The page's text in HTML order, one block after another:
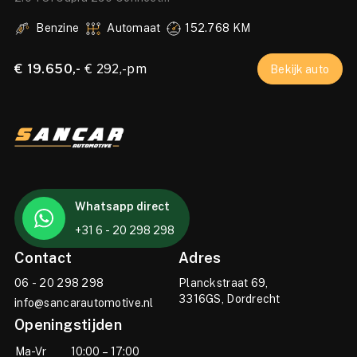
Benzine
Automaat 152.768 KM
€ 19.650,- € 292,-pm Bekijk auto
Whatsapp direct
+31 6 - 20 298 298
Contact
06 - 20 298 298
info@sancarautomotive.nl
Adres
Planckstraat 69,
3316GS, Dordrecht
Openingstijden
Ma-Vr 10:00 – 17:00